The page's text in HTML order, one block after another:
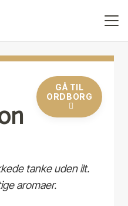
GÅ TIL
ORDBORG
tanke uden ilt.
aromaer.